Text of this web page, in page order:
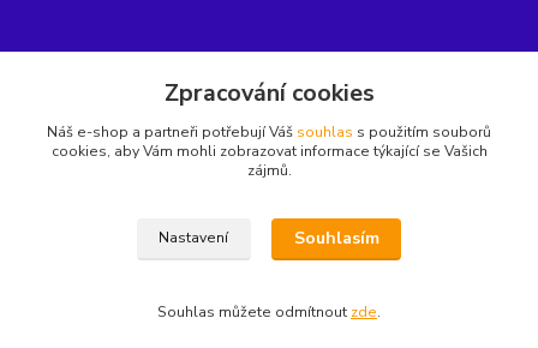
+420775654704
Zpracování cookies
Náš e-shop a partneři potřebují Váš souhlas s použitím souborů
cookies, aby Vám mohli zobrazovat informace týkající se Vašich
zájmů.
Nastavení Souhlasím
Souhlas můžete odmítnout zde.